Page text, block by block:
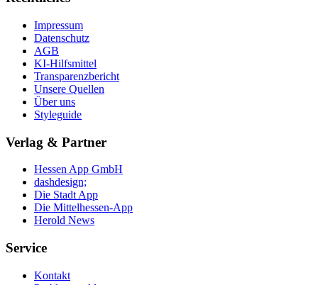
Impressum
Datenschutz
AGB
KI-Hilfsmittel
Transparenzbericht
Unsere Quellen
Über uns
Styleguide
Verlag & Partner
Hessen App GmbH
dashdesign;
Die Stadt App
Die Mittelhessen-App
Herold News
Service
Kontakt